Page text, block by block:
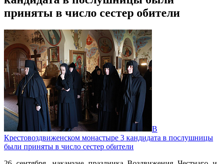
приняты в число сестер обители
В
Крестовоздвиженском монастыре 3 кандидата в послушницы
были приняты в число сестер обители